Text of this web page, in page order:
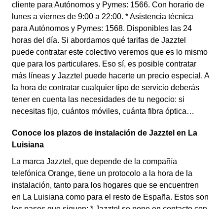
cliente para Autónomos y Pymes: 1566. Con horario de
lunes a viernes de 9:00 a 22:00. * Asistencia técnica
para Autónomos y Pymes: 1568. Disponibles las 24
horas del día. Si abordamos qué tarifas de Jazztel
puede contratar este colectivo veremos que es lo mismo
que para los particulares. Eso sí, es posible contratar
más líneas y Jazztel puede hacerte un precio especial. A
la hora de contratar cualquier tipo de servicio deberás
tener en cuenta las necesidades de tu negocio: si
necesitas fijo, cuántos móviles, cuánta fibra óptica…
Conoce los plazos de instalación de Jazztel en La
Luisiana
La marca Jazztel, que depende de la compañía
telefónica Orange, tiene un protocolo a la hora de la
instalación, tanto para los hogares que se encuentren
en La Luisiana como para el resto de España. Estos son